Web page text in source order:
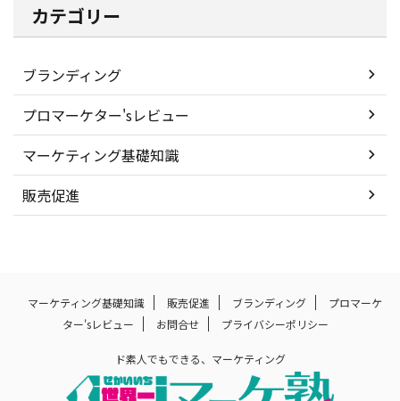
カテゴリー
ブランディング
プロマーケター'sレビュー
マーケティング基礎知識
販売促進
マーケティング基礎知識 販売促進 ブランディング
プロマーケ
ター'sレビュー
お問合せ プライバシーポリシー
ド素人でもできる、マーケティング